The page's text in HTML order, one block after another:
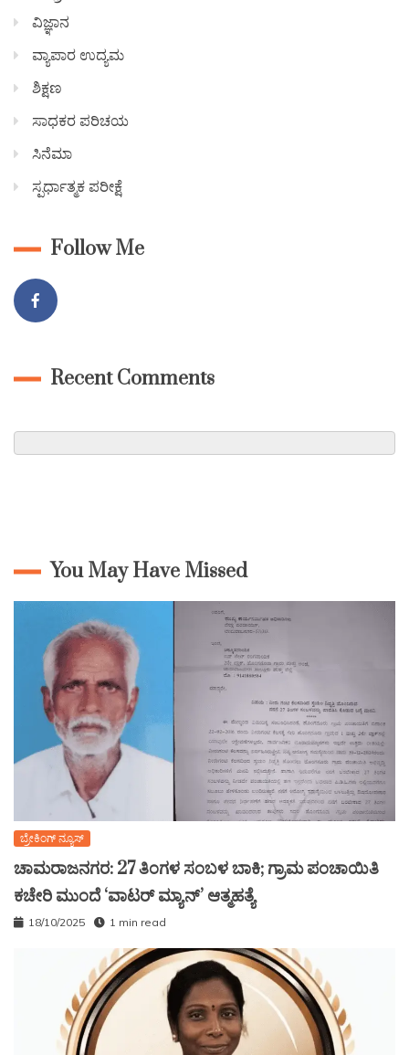
ವಿಜ್ಞಾನ
ವ್ಯಾಪಾರ ಉದ್ಯಮ
ಶಿಕ್ಷಣ
ಸಾಧಕರ ಪರಿಚಯ
ಸಿನೆಮಾ
ಸ್ಪರ್ಧಾತ್ಮಕ ಪರೀಕ್ಷೆ
Follow Me
Recent Comments
You May Have Missed
ಬ್ರೇಕಿಂಗ್ ನ್ಯೂಸ್
ಚಾಮರಾಜನಗರ: 27 ತಿಂಗಳ ಸಂಬಳ ಬಾಕಿ; ಗ್ರಾಮ ಪಂಚಾಯಿತಿ
ಕಚೇರಿ ಮುಂದೆ ‘ವಾಟರ್ ಮ್ಯಾನ್’ ಆತ್ಮಹತ್ಯೆ
18/10/2025 1 min read